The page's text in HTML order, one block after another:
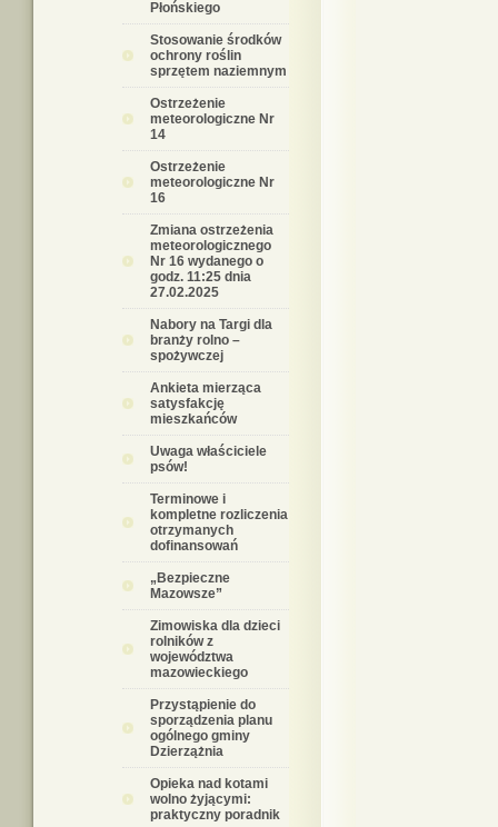
Płońskiego
Stosowanie środków
ochrony roślin
sprzętem naziemnym
Ostrzeżenie
meteorologiczne Nr
14
Ostrzeżenie
meteorologiczne Nr
16
Zmiana ostrzeżenia
meteorologicznego
Nr 16 wydanego o
godz. 11:25 dnia
27.02.2025
Nabory na Targi dla
branży rolno –
spożywczej
Ankieta mierząca
satysfakcję
mieszkańców
Uwaga właściciele
psów!
Terminowe i
kompletne rozliczenia
otrzymanych
dofinansowań
„Bezpieczne
Mazowsze”
Zimowiska dla dzieci
rolników z
województwa
mazowieckiego
Przystąpienie do
sporządzenia planu
ogólnego gminy
Dzierzążnia
Opieka nad kotami
wolno żyjącymi:
praktyczny poradnik